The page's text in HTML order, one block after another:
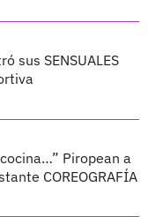
sus SENSUALES
Piropean a
COREOGRAFÍA